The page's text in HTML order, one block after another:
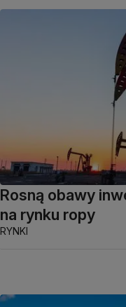
Rosną obawy
na rynku ropy
RYNKI